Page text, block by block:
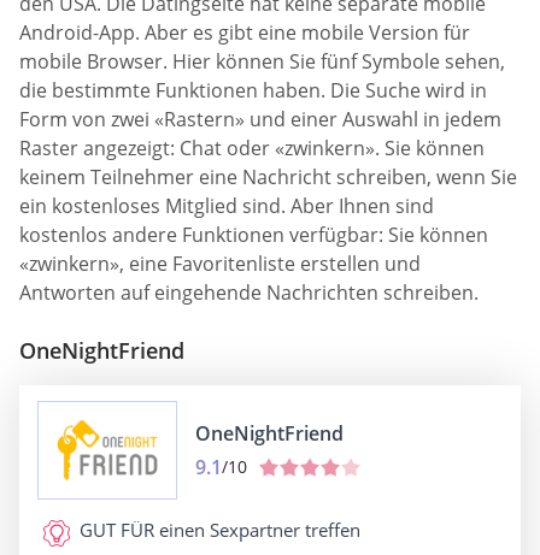
Android-App. Aber es gibt eine mobile Version für
mobile Browser. Hier können Sie fünf Symbole sehen,
die bestimmte Funktionen haben. Die Suche wird in
Form von zwei «Rastern» und einer Auswahl in jedem
Raster angezeigt: Chat oder «zwinkern». Sie können
keinem Teilnehmer eine Nachricht schreiben, wenn Sie
ein kostenloses Mitglied sind. Aber Ihnen sind
kostenlos andere Funktionen verfügbar: Sie können
«zwinkern», eine Favoritenliste erstellen und
Antworten auf eingehende Nachrichten schreiben.
OneNightFriend
OneNightFriend
9.1/10
GUT FÜR einen Sexpartner treffen